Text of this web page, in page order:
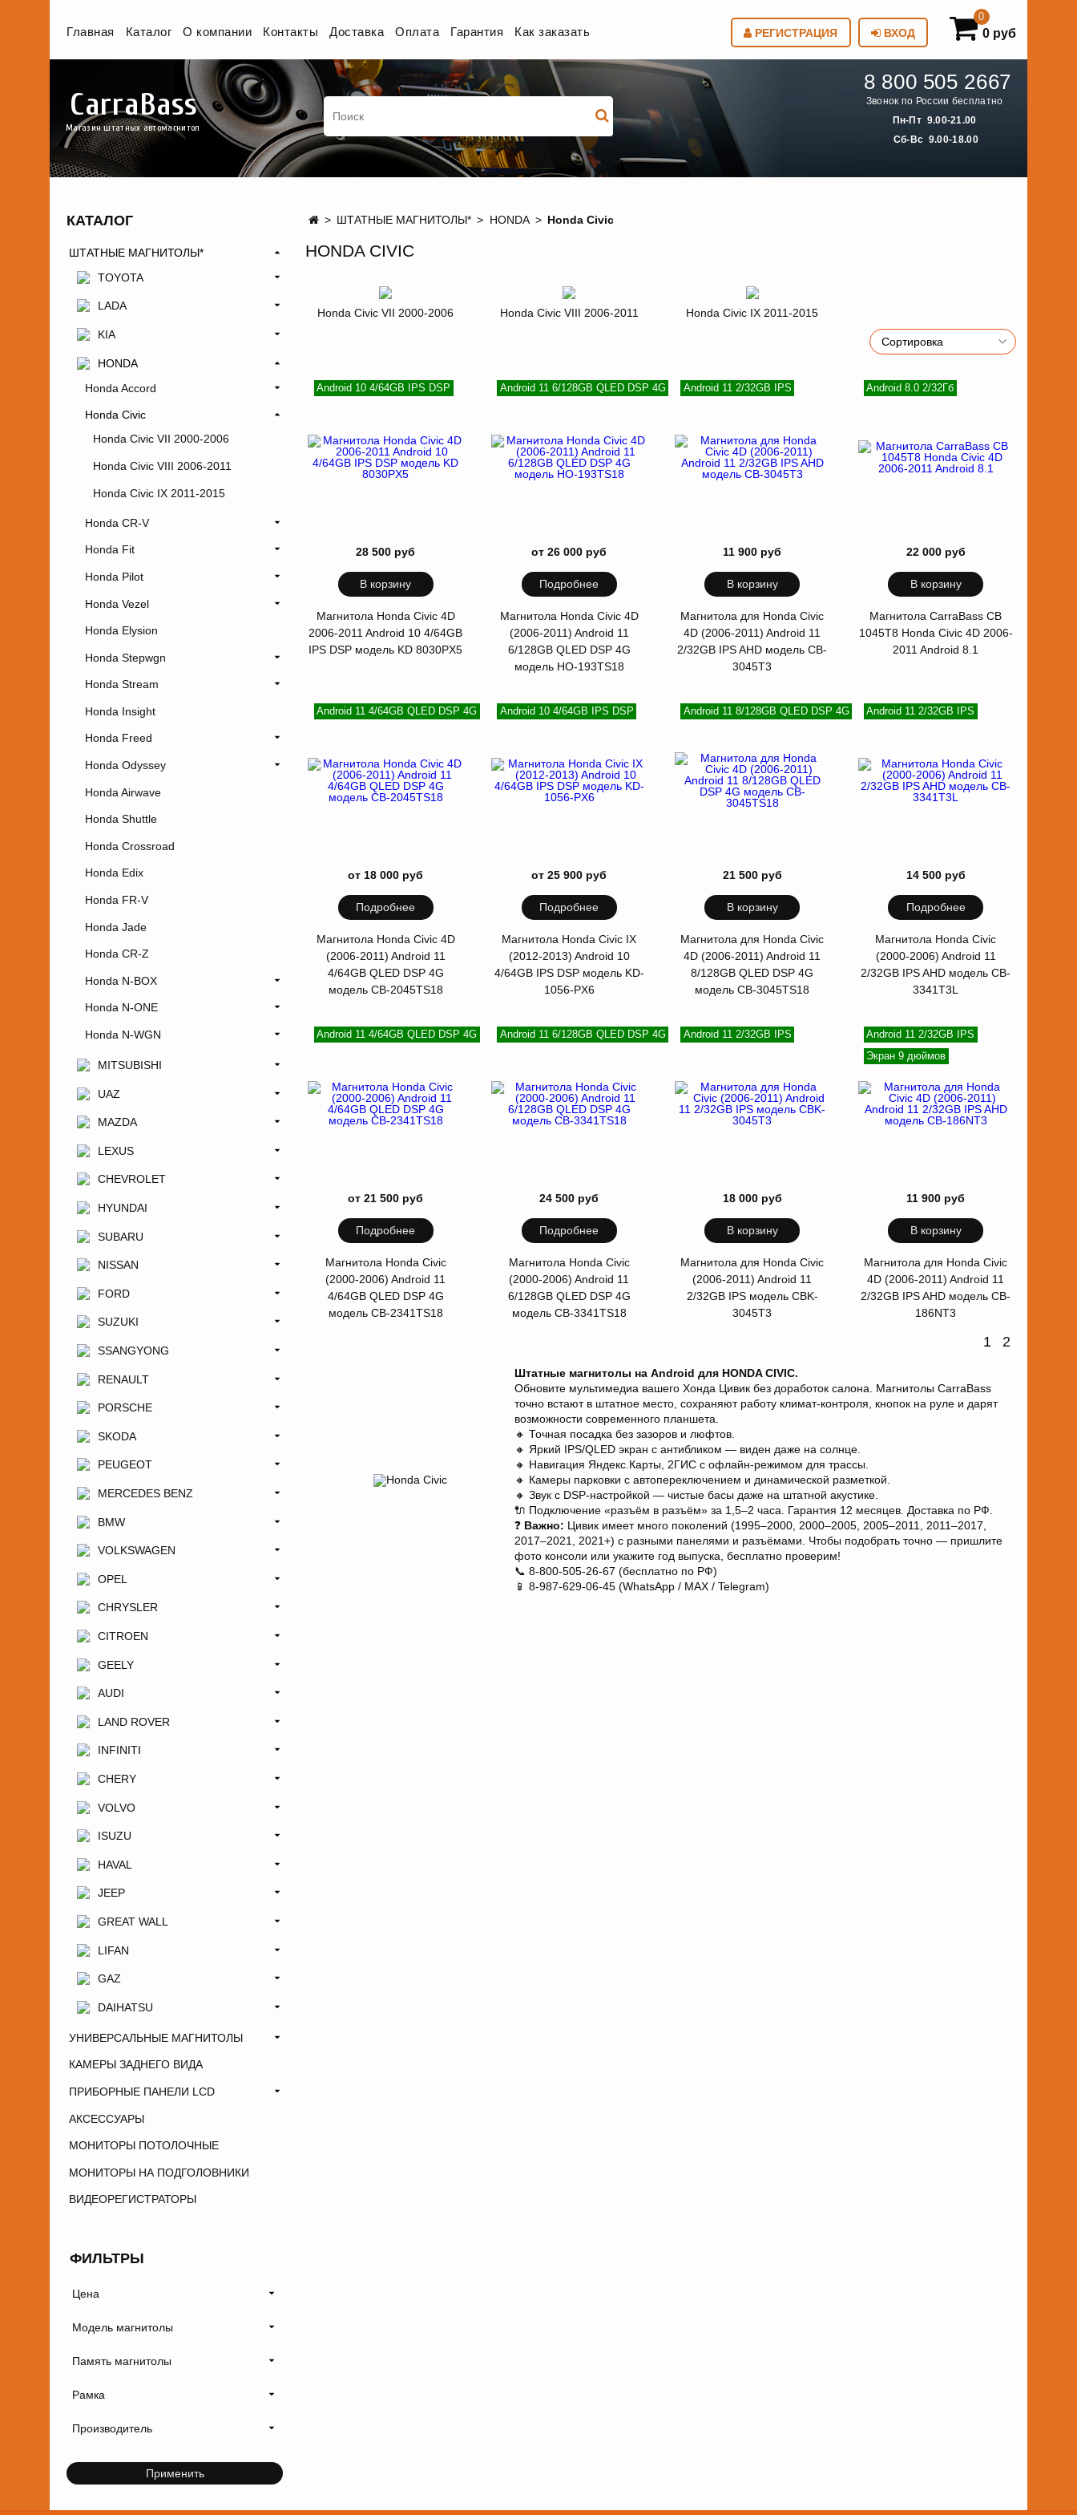
Главная Каталог О компании Контакты Доставка Оплата Гарантия Как заказать РЕГИСТРАЦИЯ ВХОД
0
0 руб
CarraBass
Магазин штатных автомагнитол
8 800 505 2667
Звонок по России бесплатно
Пн-Пт 9.00-21.00
Сб-Вс 9.00-18.00
ШТАТНЫЕ МАГНИТОЛЫ* HONDA Honda Civic
HONDA CIVIC
Honda Civic VII 2000-2006 Honda Civic VIII 2006-2011 Honda Civic IX 2011-2015
Android 10 4/64GB IPS DSP
28 500 руб
В корзину
Магнитола Honda Civic 4D
2006-2011 Android 10 4/64GB
IPS DSP модель KD 8030PX5
Android 11 6/128GB QLED DSP 4G
от 26 000 руб
Подробнее
Магнитола Honda Civic 4D
(2006-2011) Android 11
6/128GB QLED DSP 4G
модель HO-193TS18
Android 11 2/32GB IPS
11 900 руб
В корзину
Магнитола для Honda Civic
4D (2006-2011) Android 11
2/32GB IPS AHD модель CB-
3045T3
Android 8.0 2/32Гб
22 000 руб
В корзину
Магнитола CarraBass CB
1045T8 Honda Civic 4D 2006-
2011 Android 8.1
Android 11 4/64GB QLED DSP 4G
от 18 000 руб
Подробнее
Магнитола Honda Civic 4D
(2006-2011) Android 11
4/64GB QLED DSP 4G
модель CB-2045TS18
Android 10 4/64GB IPS DSP
от 25 900 руб
Подробнее
Магнитола Honda Civic IX
(2012-2013) Android 10
4/64GB IPS DSP модель KD-
1056-PХ6
Android 11 8/128GB QLED DSP 4G
21 500 руб
В корзину
Магнитола для Honda Civic
4D (2006-2011) Android 11
8/128GB QLED DSP 4G
модель CB-3045TS18
Android 11 2/32GB IPS
14 500 руб
Подробнее
Магнитола Honda Civic
(2000-2006) Android 11
2/32GB IPS AHD модель CB-
3341T3L
Android 11 4/64GB QLED DSP 4G
от 21 500 руб
Подробнее
Магнитола Honda Civic
(2000-2006) Android 11
4/64GB QLED DSP 4G
модель CB-2341TS18
Android 11 6/128GB QLED DSP 4G
24 500 руб
Подробнее
Магнитола Honda Civic
(2000-2006) Android 11
6/128GB QLED DSP 4G
модель CB-3341TS18
Android 11 2/32GB IPS
18 000 руб
В корзину
Магнитола для Honda Civic
(2006-2011) Android 11
2/32GB IPS модель CBK-
3045T3
Android 11 2/32GB IPS
Экран 9 дюймов
11 900 руб
В корзину
Магнитола для Honda Civic
4D (2006-2011) Android 11
2/32GB IPS AHD модель CB-
186NT3
1 2
Штатные магнитолы на Android для HONDA CIVIC.
Обновите мультимедиа вашего Хонда Цивик без доработок салона. Магнитолы CarraBass
точно встают в штатное место, сохраняют работу климат-контроля, кнопок на руле и дарят
возможности современного планшета.
🔸 Точная посадка без зазоров и люфтов.
🔸 Яркий IPS/QLED экран с антибликом — виден даже на солнце.
🔸 Навигация Яндекс.Карты, 2ГИС с офлайн-режимом для трассы.
🔸 Камеры парковки с автопереключением и динамической разметкой.
🔸 Звук с DSP-настройкой — чистые басы даже на штатной акустике.
🔌 Подключение «разъём в разъём» за 1,5–2 часа. Гарантия 12 месяцев. Доставка по РФ.
❓ Важно: Цивик имеет много поколений (1995–2000, 2000–2005, 2005–2011, 2011–2017,
2017–2021, 2021+) с разными панелями и разъёмами. Чтобы подобрать точно — пришлите
фото консоли или укажите год выпуска, бесплатно проверим!
📞 8-800-505-26-67 (бесплатно по РФ)
📱 8-987-629-06-45 (WhatsApp / MAX / Telegram)
КАТАЛОГ
ШТАТНЫЕ МАГНИТОЛЫ*
TOYOTA
LADA
KIA
HONDA
Honda Accord
Honda Civic
Honda Civic VII 2000-2006
Honda Civic VIII 2006-2011
Honda Civic IX 2011-2015
Honda CR-V
Honda Fit
Honda Pilot
Honda Vezel
Honda Elysion
Honda Stepwgn
Honda Stream
Honda Insight
Honda Freed
Honda Odyssey
Honda Airwave
Honda Shuttle
Honda Crossroad
Honda Edix
Honda FR-V
Honda Jade
Honda CR-Z
Honda N-BOX
Honda N-ONE
Honda N-WGN
MITSUBISHI
UAZ
MAZDA
LEXUS
CHEVROLET
HYUNDAI
SUBARU
NISSAN
FORD
SUZUKI
SSANGYONG
RENAULT
PORSCHE
SKODA
PEUGEOT
MERCEDES BENZ
BMW
VOLKSWAGEN
OPEL
CHRYSLER
CITROEN
GEELY
AUDI
LAND ROVER
INFINITI
CHERY
VOLVO
ISUZU
HAVAL
JEEP
GREAT WALL
LIFAN
GAZ
DAIHATSU
УНИВЕРСАЛЬНЫЕ МАГНИТОЛЫ
КАМЕРЫ ЗАДНЕГО ВИДА
ПРИБОРНЫЕ ПАНЕЛИ LCD
АКСЕССУАРЫ
МОНИТОРЫ ПОТОЛОЧНЫЕ
МОНИТОРЫ НА ПОДГОЛОВНИКИ
ВИДЕОРЕГИСТРАТОРЫ
ФИЛЬТРЫ
Цена
Модель магнитолы
Память магнитолы
Рамка
Производитель
Применить